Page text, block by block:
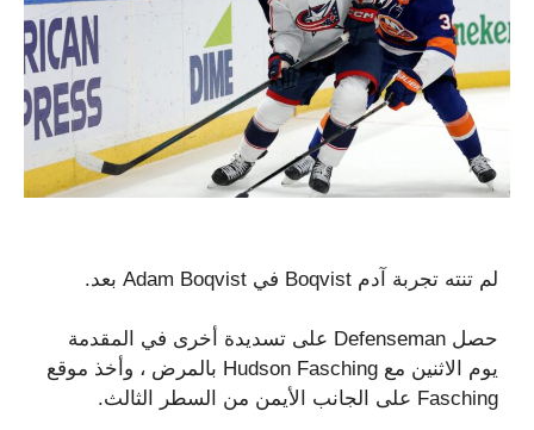
لم تنته تجربة آدم Boqvist في Adam Boqvist بعد.
حصل Defenseman على تسديدة أخرى في المقدمة
يوم الاثنين مع Hudson Fasching بالمرض ، وأخذ موقع
Fasching على الجانب الأيمن من السطر الثالث.